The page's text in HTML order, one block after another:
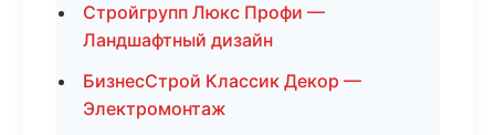
Стройгрупп Люкс Профи —
Ландшафтный дизайн
БизнесСтрой Классик Декор —
Электромонтаж